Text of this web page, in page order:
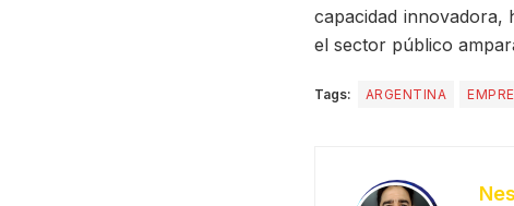
capacidad innovadora,
el sector público
Tags: ARGENTINA